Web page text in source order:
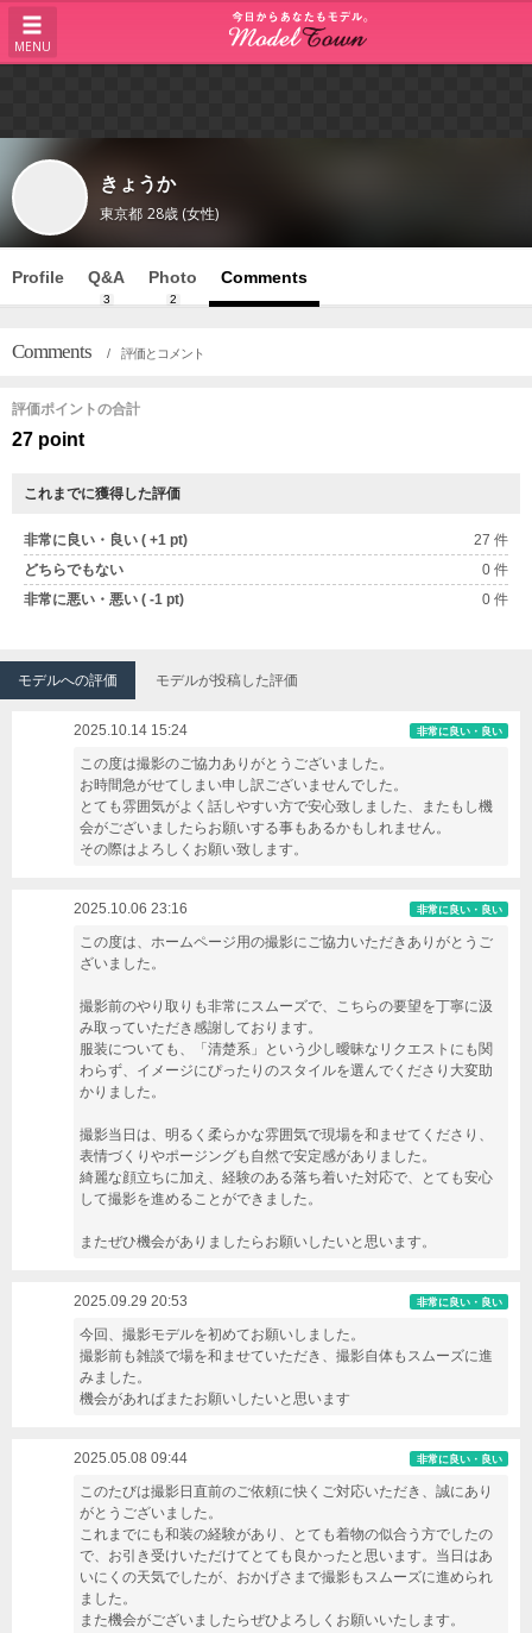
MENU
きょうか
東京都 28歳 (女性)
Profile Q&A
3
Photo
2
Comments
Comments / 評価とコメント
評価ポイントの合計
27 point
これまでに獲得した評価
非常に良い・良い ( +1 pt)
27 件
どちらでもない
0 件
非常に悪い・悪い ( -1 pt)
0 件
モデルへの評価 モデルが投稿した評価
2025.10.14 15:24 非常に良い・良い
この度は撮影のご協力ありがとうございました。
お時間急がせてしまい申し訳ございませんでした。
とても雰囲気がよく話しやすい方で安心致しました、またもし機
会がございましたらお願いする事もあるかもしれません。
その際はよろしくお願い致します。
2025.10.06 23:16 非常に良い・良い
この度は、ホームページ用の撮影にご協力いただきありがとうご
ざいました。
撮影前のやり取りも非常にスムーズで、こちらの要望を丁寧に汲
み取っていただき感謝しております。
服装についても、「清楚系」という少し曖昧なリクエストにも関
わらず、イメージにぴったりのスタイルを選んでくださり大変助
かりました。
撮影当日は、明るく柔らかな雰囲気で現場を和ませてくださり、
表情づくりやポージングも自然で安定感がありました。
綺麗な顔立ちに加え、経験のある落ち着いた対応で、とても安心
して撮影を進めることができました。
またぜひ機会がありましたらお願いしたいと思います。
2025.09.29 20:53 非常に良い・良い
今回、撮影モデルを初めてお願いしました。
撮影前も雑談で場を和ませていただき、撮影自体もスムーズに進
みました。
機会があればまたお願いしたいと思います
2025.05.08 09:44 非常に良い・良い
このたびは撮影日直前のご依頼に快くご対応いただき、誠にあり
がとうございました。
これまでにも和装の経験があり、とても着物の似合う方でしたの
で、お引き受けいただけてとても良かったと思います。当日はあ
いにくの天気でしたが、おかげさまで撮影もスムーズに進められ
ました。
また機会がございましたらぜひよろしくお願いいたします。